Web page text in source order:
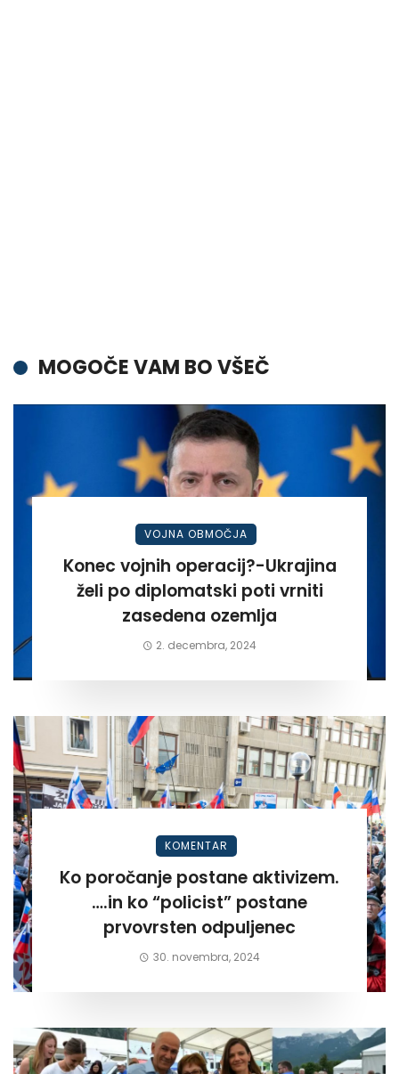
MOGOČE VAM BO VŠEČ
VOJNA OBMOČJA
Konec vojnih operacij?-Ukrajina
želi po diplomatski poti vrniti
zasedena ozemlja
2. decembra, 2024
KOMENTAR
Ko poročanje postane aktivizem.
….in ko “policist” postane
prvovrsten odpuljenec
30. novembra, 2024